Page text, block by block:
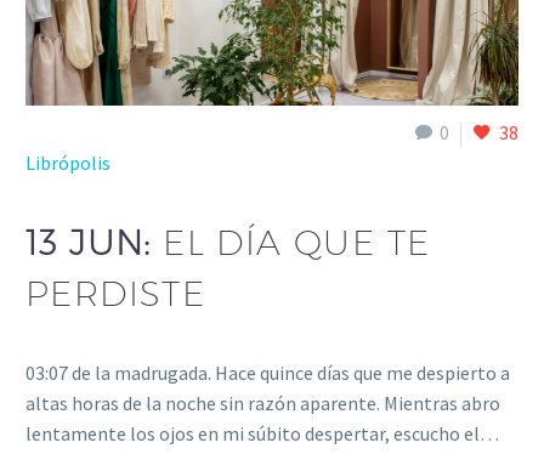
0
38
Librópolis
13 JUN: EL DÍA QUE TE
PERDISTE
03:07 de la madrugada. Hace quince días que me despierto a
altas horas de la noche sin razón aparente. Mientras abro
lentamente los ojos en mi súbito despertar, escucho el…